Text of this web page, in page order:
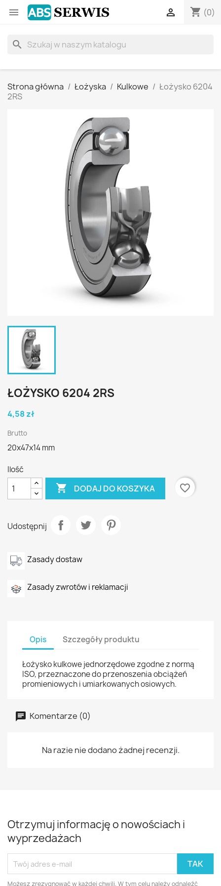
 shopping_cart (0)

search
Strona główna Łożyska Kulkowe
Łożysko 6204
2RS
ŁOŻYSKO 6204 2RS
4,58 zł
Brutto
20x47x14 mm
Ilość
 DODAJ DO KOSZYKA favorite_border
Udostępnij
Zasady dostaw
Zasady zwrotów i reklamacji
Opis Szczegóły produktu
Łożysko kulkowe jednorzędowe zgodne z normą
ISO, przeznaczone do przenoszenia obciążeń
promieniowych i umiarkowanych osiowych.
Komentarze (0)
Na razie nie dodano żadnej recenzji.
Otrzymuj informację o nowościach i
wyprzedażach
Możesz zrezygnować w każdej chwili. W tym celu należy odnaleźć